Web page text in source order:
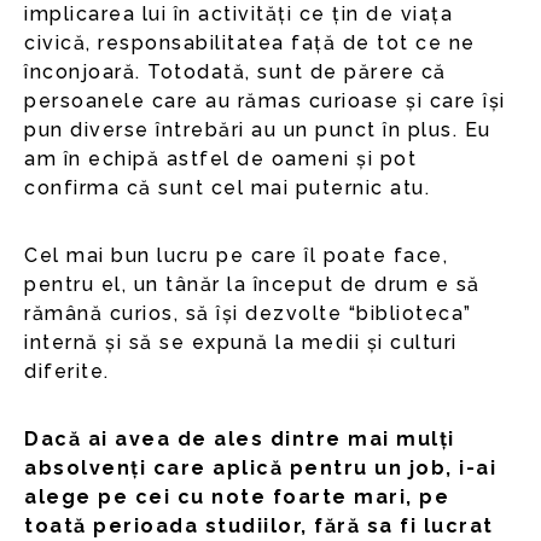
implicarea lui în activități ce țin de viața
civică, responsabilitatea față de tot ce ne
înconjoară. Totodată, sunt de părere că
persoanele care au rămas curioase și care își
pun diverse întrebări au un punct în plus. Eu
am în echipă astfel de oameni și pot
confirma că sunt cel mai puternic atu.
Cel mai bun lucru pe care îl poate face,
pentru el, un tânăr la început de drum e să
rămână curios, să își dezvolte “biblioteca”
internă și să se expună la medii și culturi
diferite.
Dacă ai avea de ales dintre mai mulți
absolvenți care aplică pentru un job, i-ai
alege pe cei cu note foarte mari, pe
toată perioada studiilor, fără sa fi lucrat